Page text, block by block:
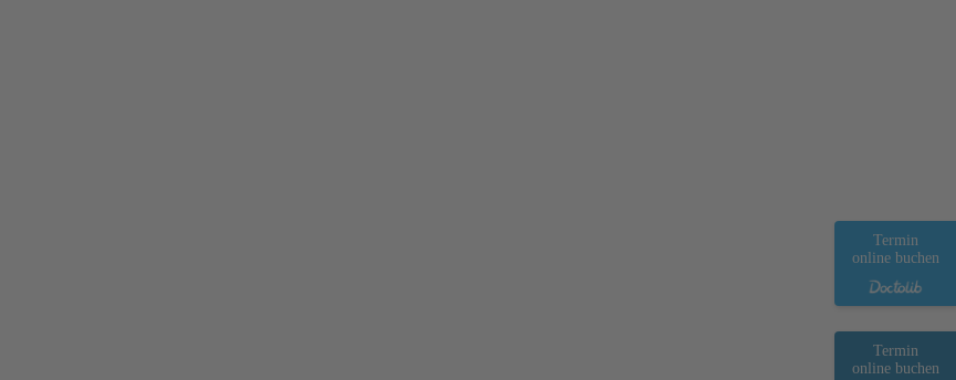
Termin
online buchen
Termin
online buchen